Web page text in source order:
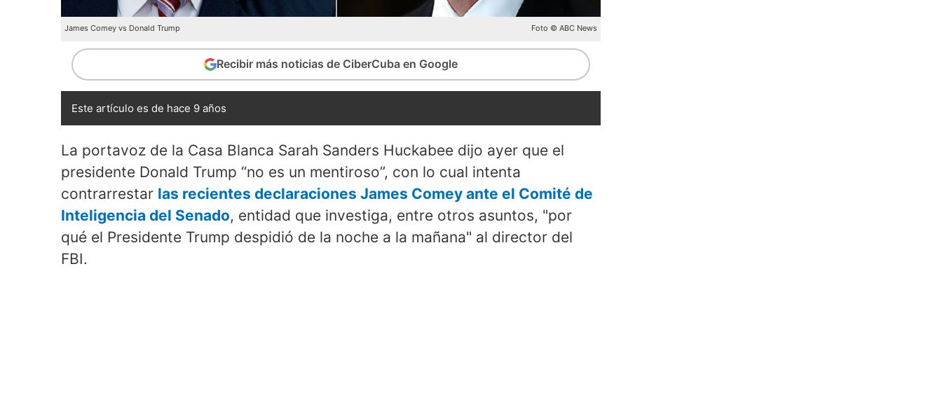
James Comey vs Donald Trump Foto © ABC News
Recibir más noticias de CiberCuba en Google
Este artículo es de hace 9 años
La portavoz de la Casa Blanca Sarah Sanders Huckabee dijo ayer que el
presidente Donald Trump “no es un mentiroso”, con lo cual intenta
contrarrestar las recientes declaraciones James Comey ante el Comité de
Inteligencia del Senado, entidad que investiga, entre otros asuntos, "por
qué el Presidente Trump despidió de la noche a la mañana" al director del
FBI.